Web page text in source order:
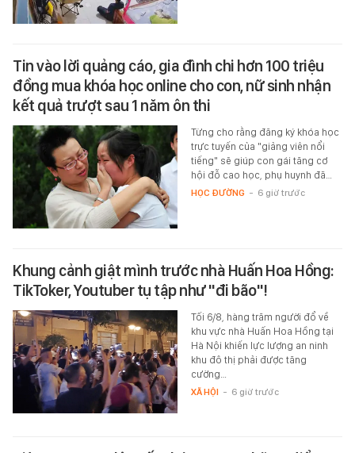
Tin vào lời quảng cáo, gia đình chi hơn 100 triệu
đồng mua khóa học online cho con, nữ sinh nhận
kết quả trượt sau 1 năm ôn thi
Từng cho rằng đăng ký khóa học
trực tuyến của "giảng viên nổi
tiếng" sẽ giúp con gái tăng cơ
hội đỗ cao học, phụ huynh đã…
HỌC ĐƯỜNG - 6 giờ trước
Khung cảnh giật mình trước nhà Huấn Hoa Hồng:
TikToker, Youtuber tụ tập như "đi bão"!
Tối 6/8, hàng trăm người đổ về
khu vực nhà Huấn Hoa Hồng tại
Hà Nội khiến lực lượng an ninh
khu đô thị phải được tăng
cường…
XÃ HỘI - 6 giờ trước